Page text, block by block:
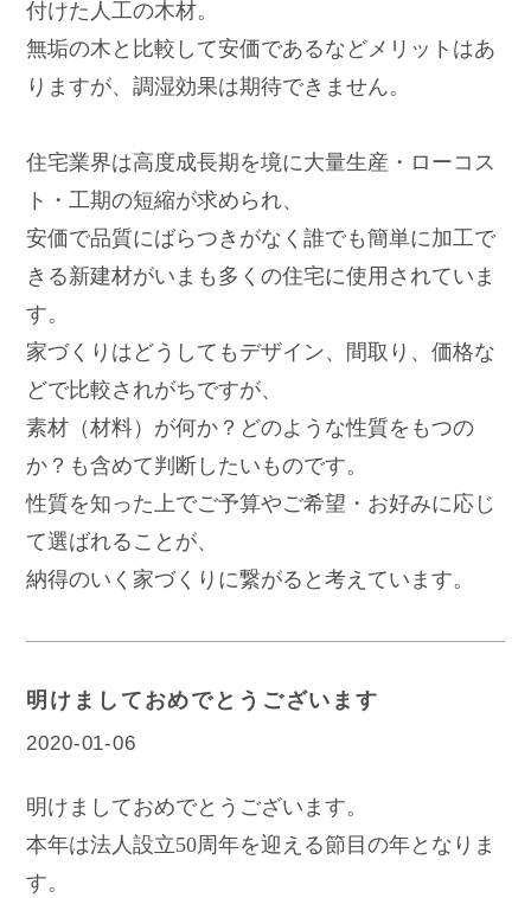
付けた人工の木材。
無垢の木と比較して安価であるなどメリットはあ
りますが、調湿効果は期待できません。
住宅業界は高度成長期を境に大量生産・ローコス
ト・工期の短縮が求められ、
安価で品質にばらつきがなく誰でも簡単に加工で
きる新建材がいまも多くの住宅に使用されていま
す。
家づくりはどうしてもデザイン、間取り、価格な
どで比較されがちですが、
素材（材料）が何か？どのような性質をもつの
か？も含めて判断したいものです。
性質を知った上でご予算やご希望・お好みに応じ
て選ばれることが、
納得のいく家づくりに繋がると考えています。
明けましておめでとうございます
2020-01-06
明けましておめでとうございます。
本年は法人設立50周年を迎える節目の年となりま
す。